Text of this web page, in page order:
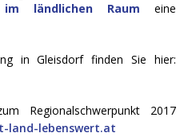
im ländlichen Raum eine
in Gleisdorf finden Sie hier:
Regionalschwerpunkt 2017
land-lebenswert.at